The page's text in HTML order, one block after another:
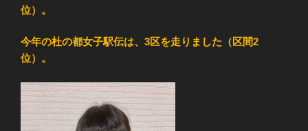
位）。
今年の杜の都女子駅伝は、3区を走りました（区間2
位）。